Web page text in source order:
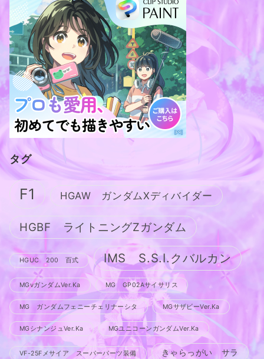
タグ
F1 HGAW ガンダムXディバイダー
HGBF ライトニングZガンダム
HGUC 200 百式 IMS S.S.I.クバルカン
MGνガンダムVer.Ka MG GP02Aサイサリス
MG ガンダムフェニーチェリナーシタ MGサザビーVer.Ka
MGシナンジュVer.Ka MGユニコーンガンダムVer.Ka
VF-25Fメサイア スーパーパーツ装備 きゃらっがい サラ